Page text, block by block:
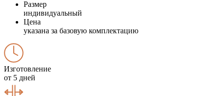
Размер
индивидуальный
Цена
указана за базовую комплектацию
Изготовление
от 5 дней